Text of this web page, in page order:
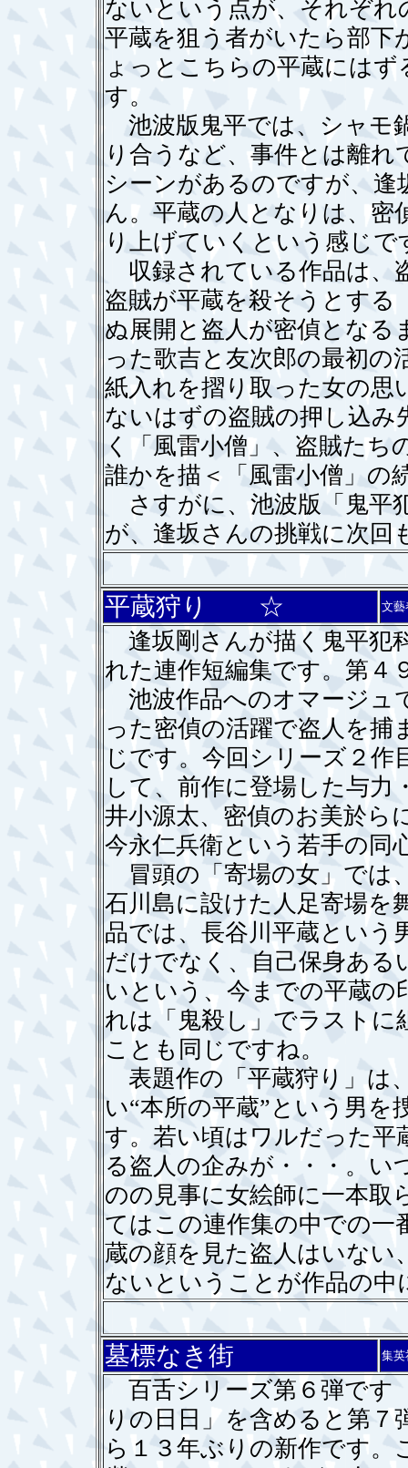
ないという点が、それぞ
平蔵を狙う者がいたら部下
ょっとこちらの平蔵には
す。
池波版鬼平では、シャモ
り合うなど、事件とは離
シーンがあるのですが、
ん。平蔵の人となりは、密
り上げていくという感じで
収録されている作品は、
盗賊が平蔵を殺そうとする
ぬ展開と盗人が密偵となる
った歌吉と友次郎の最初の
紙入れを摺り取った女の思
ないはずの盗賊の押し込み
く「風雷小僧」、盗賊た
誰かを描＜「風雷小僧」の
さすがに、池波版「鬼平
が、逢坂さんの挑戦に次回
平蔵狩り ☆ 文
逢坂剛さんが描く鬼平犯
れた連作短編集です。第４
池波作品へのオマージュ
った密偵の活躍で盗人を
じです。今回シリーズ２
して、前作に登場した与力
井小源太、密偵のお美於ら
今永仁兵衛という若手の同
冒頭の「寄場の女」では
石川島に設けた人足寄場を
品では、長谷川平蔵という
だけでなく、自己保身ある
いという、今までの平蔵の
れは「鬼殺し」でラスト
ことも同じですね。
表題作の「平蔵狩り」は
い“本所の平蔵”という男
す。若い頃はワルだった平
る盗人の企みが・・・。い
のの見事に女絵師に一本取
てはこの連作集の中での一
蔵の顔を見た盗人はいない
ないということが作品の
墓標なき街 集
百舌シリーズ第６弾です
りの日日」を含めると第７
ら１３年ぶりの新作です